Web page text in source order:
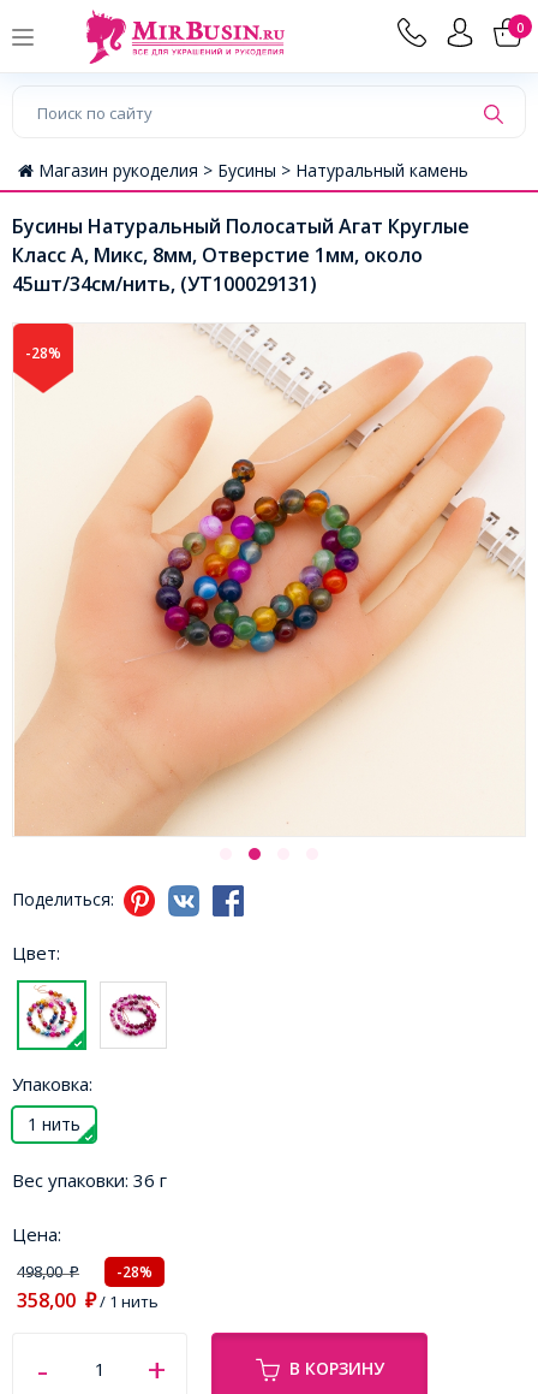
0
Магазин рукоделия > Бусины > Натуральный камень
Бусины Натуральный Полосатый Агат Круглые
Класс А, Микс, 8мм, Отверстие 1мм, около
45шт/34см/нить, (УТ100029131)
-28%
Поделиться:
Цвет:
Упаковка:
1 нить
Вес упаковки: 36 г
Цена:
498,00₽ -28%
358,00 ₽/ 1 нить
В КОРЗИНУ